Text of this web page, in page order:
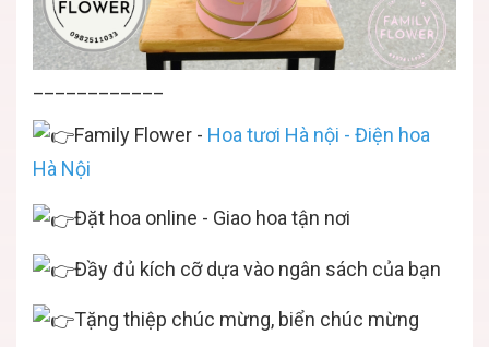
Family Flower - Hoa tươi Hà nội - Điện hoa
Hà Nội
Đặt hoa online - Giao hoa tận nơi
Đầy đủ kích cỡ dựa vào ngân sách của bạn
Tặng thiệp chúc mừng, biển chúc mừng